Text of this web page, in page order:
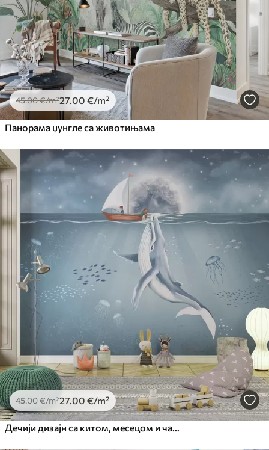
45.00€/m²27 .00 €/m²
Панорама џунгле са животињама
45.00€/m²27 .00 €/m²